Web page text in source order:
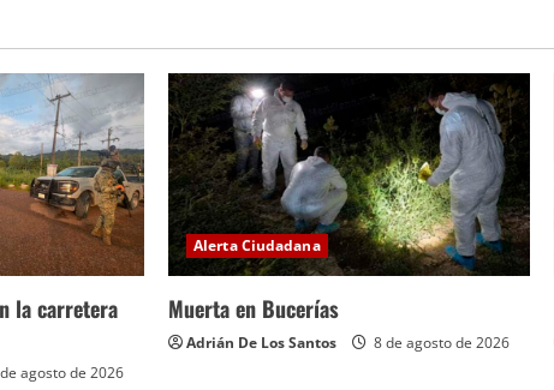
la carretera
agosto de 2026
Alerta Ciudadana
Muerta en Bucerías
Adrián De Los Santos 8 de agosto de 2026